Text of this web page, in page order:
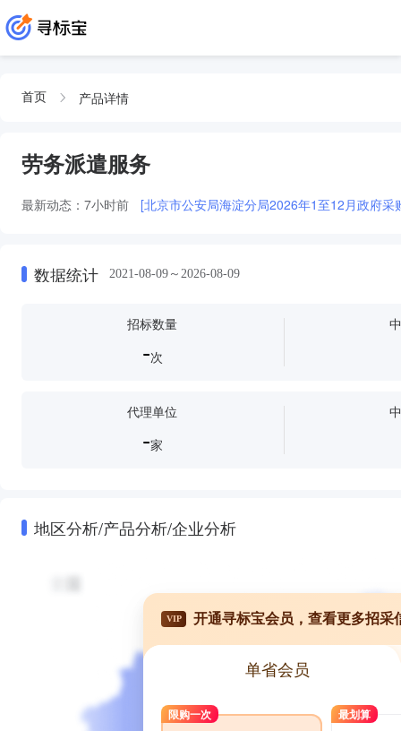
首页 产品详情
劳务派遣服务
最新动态： 7小时前 [北京市公安局海淀分局2026年1至12月政府采
数据统计 2021-08-09～2026-08-09
招标数量
-次
代理单位
-家
地区分析/产品分析/企业分析
VIP 开通寻标宝会员，查看更多招采
单省会员
限购一次 最划算